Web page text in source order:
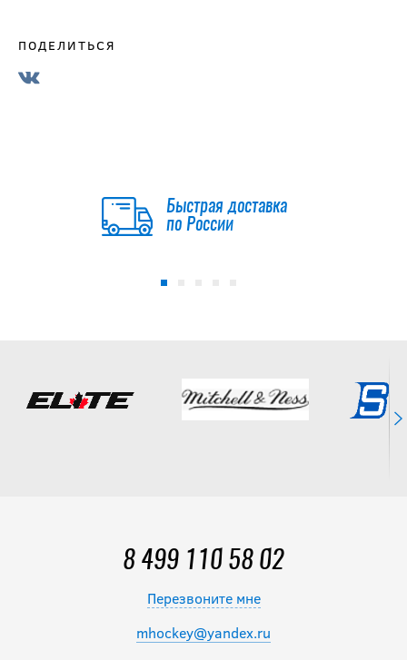
ПОДЕЛИТЬСЯ
Быстрая доставка
по России
8 499 110 58 02
Перезвоните мне
mhockey@yandex.ru